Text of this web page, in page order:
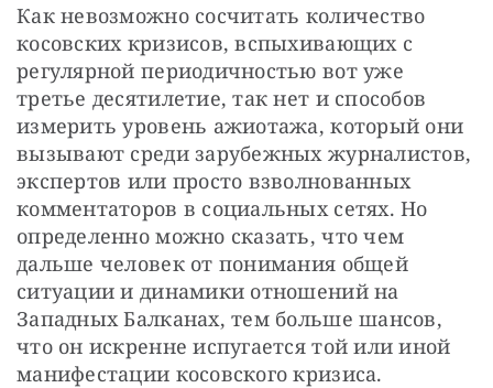
Как невозможно сосчитать количество
косовских кризисов, вспыхивающих с
регулярной периодичностью вот уже
третье десятилетие, так нет и способов
измерить уровень ажиотажа, который они
вызывают среди зарубежных журналистов,
экспертов или просто взволнованных
комментаторов в социальных сетях. Но
определенно можно сказать, что чем
дальше человек от понимания общей
ситуации и динамики отношений на
Западных Балканах, тем больше шансов,
что он искренне испугается той или иной
манифестации косовского кризиса.